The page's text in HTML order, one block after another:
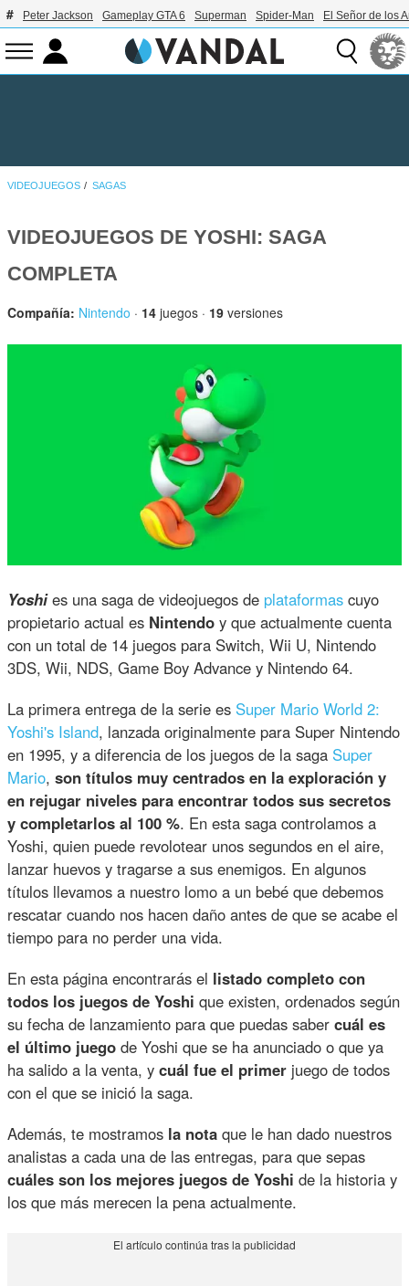
Peter Jackson Gameplay GTA 6 Superman Spider-Man El Señor de los
VIDEOJUEGOS SAGAS
VIDEOJUEGOS DE YOSHI: SAGA
COMPLETA
Compañía: Nintendo · 14 juegos · 19 versiones
Yoshies una saga de videojuegos de plataformas cuyo
propietario actual es Nintendo y que actualmente cuenta
con un total de 14 juegos para Switch, Wii U, Nintendo
3DS, Wii, NDS, Game Boy Advance y Nintendo 64.
La primera entrega de la serie es Super Mario World 2:
Yoshi's Island, lanzada originalmente para Super Nintendo
en 1995, y a diferencia de los juegos de la saga Super
Mario,son títulos muy centrados en la exploración y
en rejugar niveles para encontrar todos sus secretos
y completarlos al 100 %. En esta saga controlamos a
Yoshi, quien puede revolotear unos segundos en el aire,
lanzar huevos y tragarse a sus enemigos. En algunos
títulos llevamos a nuestro lomo a un bebé que debemos
rescatar cuando nos hacen daño antes de que se acabe el
tiempo para no perder una vida.
En esta página encontrarás el listado completo con
todos los juegos de Yoshi que existen, ordenados según
su fecha de lanzamiento para que puedas sabercuál es
el último juego de Yoshi que se ha anunciado o que ya
ha salido a la venta, ycuál fue el primer juego de todos
con el que se inició la saga.
Además, te mostramos la nota que le han dado nuestros
analistas a cada una de las entregas, para que sepas
cuáles son los mejores juegos de Yoshi de la historia y
los que más merecen la pena actualmente.